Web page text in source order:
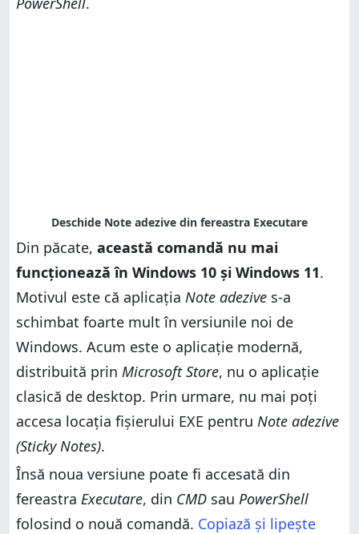
Din păcate, această comandă nu mai
funcționează în Windows 10 și Windows 11.
Motivul este că aplicația Note adezive s-a
schimbat foarte mult în versiunile noi de
Windows. Acum este o aplicație modernă,
distribuită prin Microsoft Store, nu o aplicație
clasică de desktop. Prin urmare, nu mai poți
accesa locația fișierului EXE pentru Note adezive
(Sticky Notes).
Însă noua versiune poate fi accesată din
fereastra Executare, din CMD sau PowerShell
folosind o nouă comandă. Copiază și lipește